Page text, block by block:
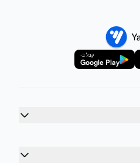
קבל ב-
Google Play